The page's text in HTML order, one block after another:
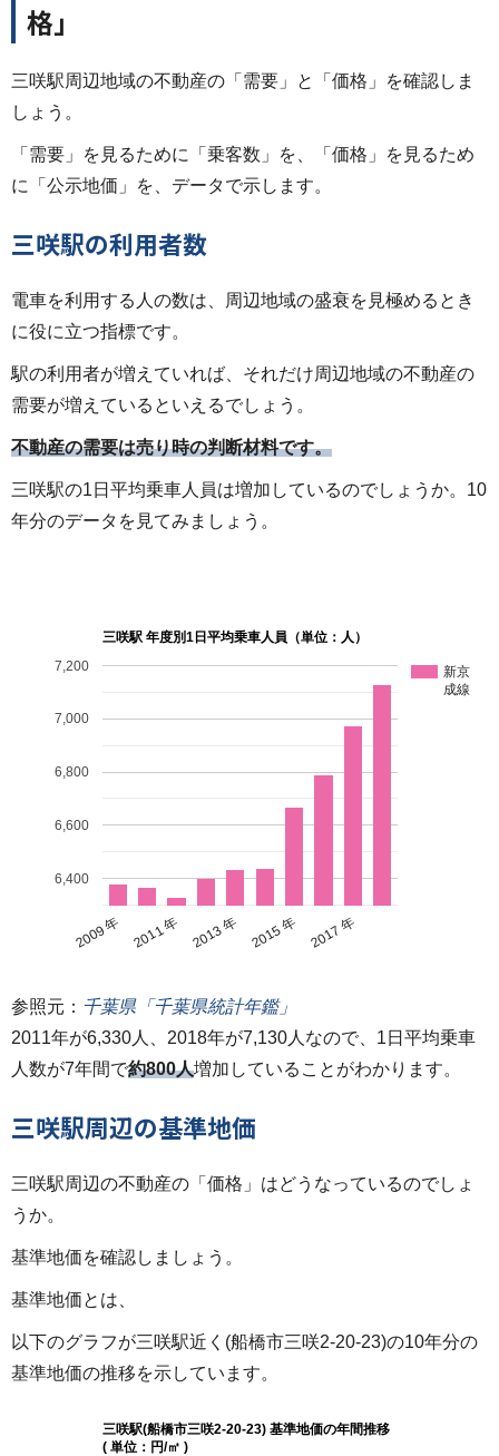
格」
三咲駅周辺地域の不動産の「需要」と「価格」を確認しま
しょう。
「需要」を見るために「乗客数」を、「価格」を見るため
に「公示地価」を、データで示します。
三咲駅の利用者数
電車を利用する人の数は、周辺地域の盛衰を見極めるとき
に役に立つ指標です。
駅の利用者が増えていれば、それだけ周辺地域の不動産の
需要が増えているといえるでしょう。
不動産の需要は売り時の判断材料です。
三咲駅の1日平均乗車人員は増加しているのでしょうか。10
年分のデータを見てみましょう。
三咲駅 年度別1日平均乗車人員（単位：人）
新京
成線
2009 年 2011 年 2013 年 2015 年 2017 年
6,400
6,600
6,800
7,000
7,200
参照元： 千葉県「千葉県統計年鑑」
2011年が6,330人、2018年が7,130人なので、1日平均乗車
人数が7年間で約800人増加していることがわかります。
三咲駅周辺の基準地価
三咲駅周辺の不動産の「価格」はどうなっているのでしょ
うか。
基準地価を確認しましょう。
基準地価とは、
以下のグラフが三咲駅近く(船橋市三咲2-20-23)の10年分の
基準地価の推移を示しています。
三咲駅(船橋市三咲2-20-23) 基準地価の年間推移
( 単位：円/㎡ )